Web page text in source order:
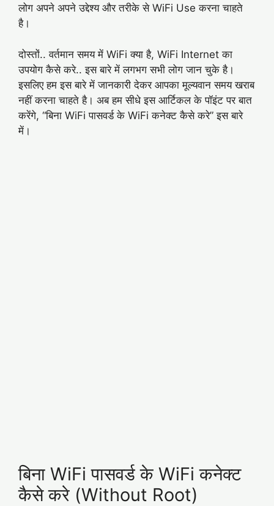
लोग अपने अपने उद्देश्य और तरीके से WiFi Use करना चाहते
है।
दोस्तों.. वर्तमान समय में WiFi क्या है, WiFi Internet का
उपयोग कैसे करे.. इस बारे में लगभग सभी लोग जान चुके है।
इसलिए हम इस बारे में जानकारी देकर आपका मूल्यवान समय खराब
नहीं करना चाहते है। अब हम सीधे इस आर्टिकल के पॉइंट पर बात
करेंगे, “बिना WiFi पासवर्ड के WiFi कनेक्ट कैसे करे” इस बारे
में।
बिना WiFi पासवर्ड के WiFi कनेक्ट
कैसे करे (Without Root)